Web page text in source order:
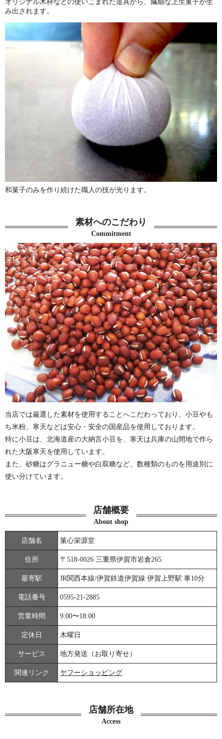
オリジナル木枠などの使いこまれた道具から、繊細な上生菓子が生
み出されます。
和菓子のみを作り続けた職人の技が光ります。
素材へのこだわり
Commitment
当店では厳選した素材を使用することへこだわっており、小豆やも
ち米粉、寒天などは安心・安全の国産品を使用しております。
特に小豆は、北海道産の大納言小豆を、寒天は兵庫の山間地で作ら
れた大阪寒天を使用しています。
また、砂糖はグラニュー糖や白双糖など、数種類のものを用途別に
使い分けています。
店舗概要
About shop
店舗名 菓心栄源堂
住所 〒518-0026 三重県伊賀市岩倉265
最寄駅 JR関西本線/伊賀鉄道伊賀線 伊賀上野駅 車10分
電話番号 0595-21-2885
営業時間 9:00〜18:00
定休日 木曜日
サービス 地方発送（お取り寄せ）
関連リンク ヤフーショッピング
店舗所在地
Access